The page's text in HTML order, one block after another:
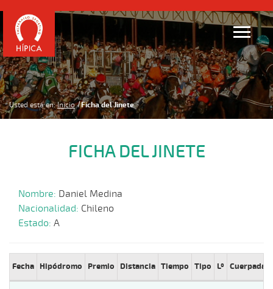
Usted está en: Inicio Ficha del Jinete
FICHA DEL JINETE
Nombre: Daniel Medina
Nacionalidad: Chileno
Estado: A
Fecha Hipódromo Premio Distancia Tiempo Tipo Lº Cuerpada